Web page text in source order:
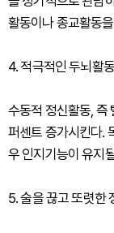
활동이나 종교활동
4. 적극적인 두뇌활
수동적 정신활동, 즉
퍼센트 증가시킨다.
우 인지기능이 유지
5. 술을 끊고 또렷한